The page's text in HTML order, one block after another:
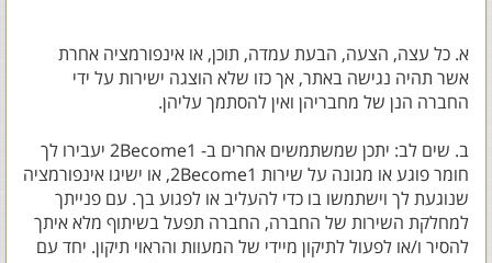
א. כל עצה, הצעה, הבעת עמדה, תוכן, או אינפורמציה אחרת
אשר תהיה נגישה באתר, אך כזו שלא הוצגה ישירות על ידי
החברה הנן של מחבריהן ואין להסתמך עליהן.
ב. שים לב: יתכן שמשתמשים אחרים ב- 2Become1 יעבירו לך
חומר פוגע או מגונה על שירות 2Become1, או ישיגו אינפורמציה
שנוגעת לך וישתמשו בו כדי להעליב או לפגוע בך. עם פנייתך
למחלקת השירות של החברה, החברה תפעל בשיתוף מלא איתך
להסיר ו/או לפעול לתיקון מיידי של המעוות והראוי תיקון. יחד עם